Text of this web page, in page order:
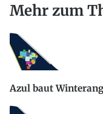
Mehr zum
Azul baut